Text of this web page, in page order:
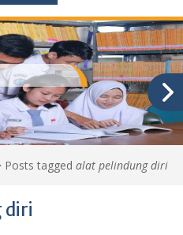
Posts tagged alat pelindung diri
diri